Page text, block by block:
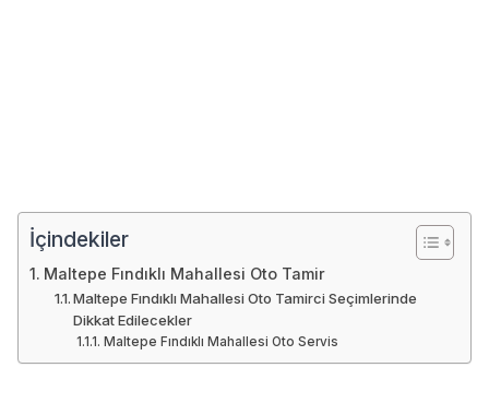
İçindekiler
Maltepe Fındıklı Mahallesi Oto Tamir
Maltepe Fındıklı Mahallesi Oto Tamirci Seçimlerinde
Dikkat Edilecekler
Maltepe Fındıklı Mahallesi Oto Servis